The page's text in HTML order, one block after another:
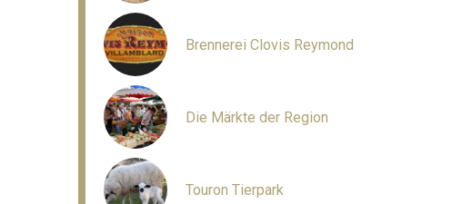
Brennerei Clovis Reymond
Die Märkte der Region
Touron Tierpark